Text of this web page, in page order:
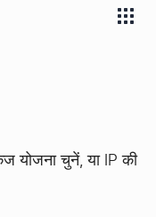
योजना चुनें, या IP की